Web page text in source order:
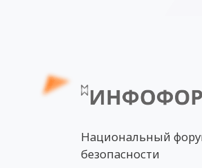
Национальный
безопасности